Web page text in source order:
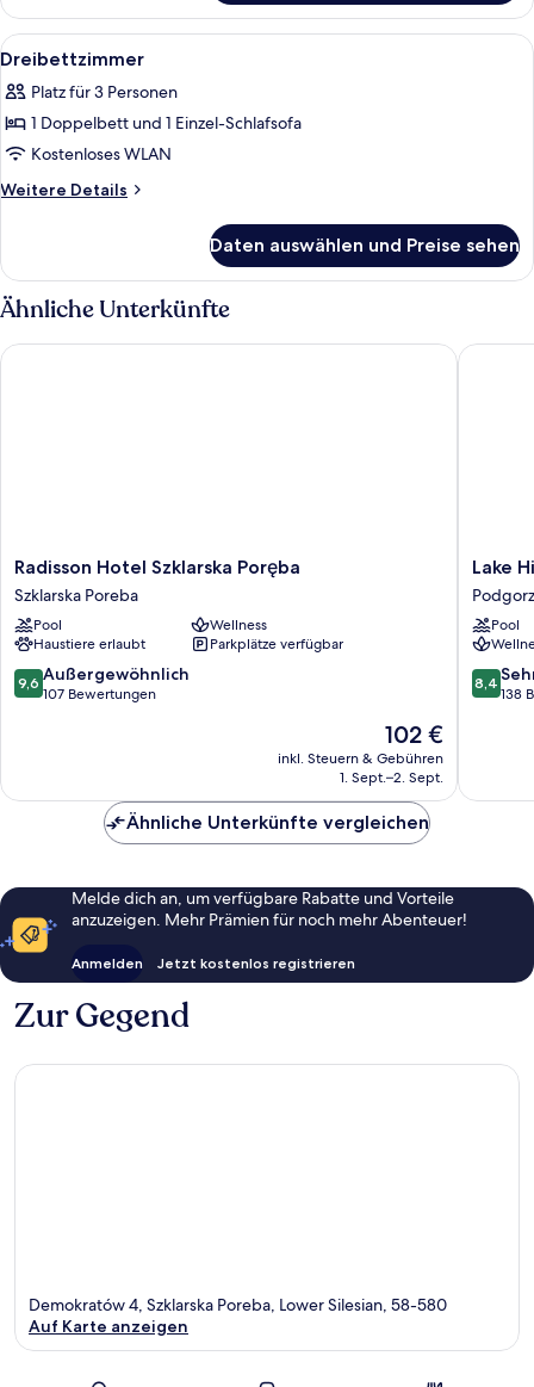
oder
Zweibettzimmer
Alle
Fotos
für
Dreibettzimmer
anzeigen
Ein Hotelzimmer mit einem großen
4
Dreibettzimmer
Platz für 3 Personen
1 Doppelbett und 1 Einzel-Schlafsofa
Kostenloses WLAN
Weitere Details
Weitere
Daten auswählen und Preise sehen
Ähnliche Unterkünfte
Radisson
Hotel
Szklarska
Poręba
Szklarska
Poreba
Radisson Hotel Szklarska Poręba
Szklarska Poreba
Pool
Wellness
Haustiere erlaubt
Parkplätze verfügbar
9.6
von
9,6 Außergewöhnlich
107 Bewertungen
Der
Preis
beträgt
102 €
inkl. Steuern & Gebühren
1. Sept.–2. Sept.
Radisson Hotel Szklarska Poręba
Lake
Hill
Resort
&
Spa
Lake
Pool
8.4
von
8,4
138
Lake
Ähnliche Unterkünfte vergleichen
Melde dich an, um verfügbare Rabatte und Vorteile
anzuzeigen. Mehr Prämien für noch mehr Abenteuer!
Anmelden Jetzt kostenlos registrieren
Zur Gegend
Demokratów 4, Szklarska Poreba, Lower Silesian, 58-580
Auf Karte anzeigen